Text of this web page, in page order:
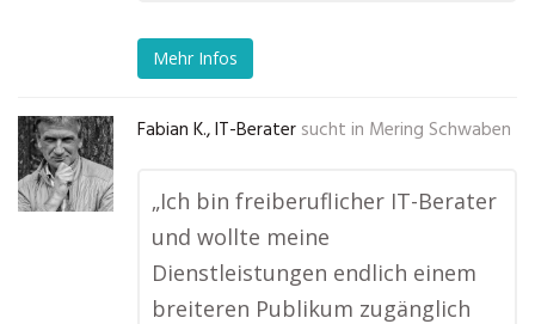
Mehr Infos
Fabian K., IT-Berater sucht in Mering Schwaben
„Ich bin freiberuflicher IT-Berater
und wollte meine
Dienstleistungen endlich einem
breiteren Publikum zugänglich